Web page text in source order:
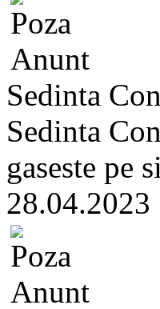
Sedinta
Sedinta
gaseste pe